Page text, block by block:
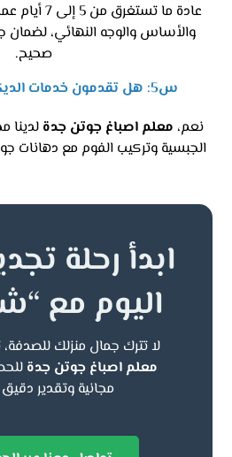
عادة ما
والأساس والوجه النهائي،
صحيح.
س5: هل تقدمون خدمات الديكور بجانب الأصباغ؟
نعم، معلم اصباغ جوتن جدة لدينا
الجبسية وتركيب الفوم مع دهانات
ابدأ رحلة
اليوم مع
لا تترك جمال منزلك
معلم اصباغ جوتن جدة
مجانية وتقدير دقيق